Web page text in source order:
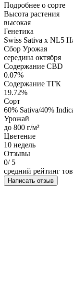
Подробнее о сорте
Высота растения
высокая
Генетика
Swiss Sativa x NL5
Сбор Урожая
середина октября
Содержание CBD
0.07%
Содержание ТГК
19.72%
Сорт
60% Sativa/40%
Урожай
до 800 г/м²
Цветение
10 недель
Отзывы
0/ 5
средний рейтинг
Написать отзыв